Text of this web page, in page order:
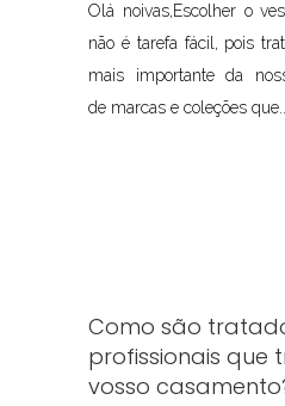
Olá noivas,Escolher o
não é tarefa fácil, pois
mais importante da
de marcas e coleções que...
Como são
profissionais que
vosso